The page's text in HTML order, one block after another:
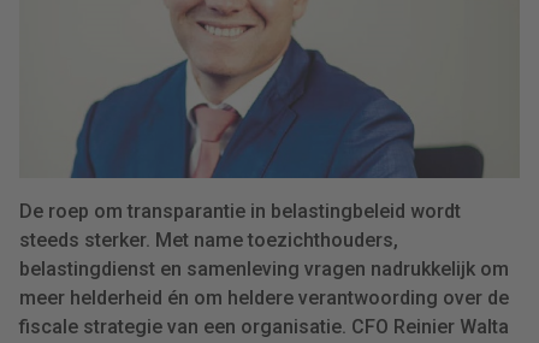
De roep om transparantie in belastingbeleid wordt
steeds sterker. Met name toezichthouders,
belastingdienst en samenleving vragen nadrukkelijk om
meer helderheid én om heldere verantwoording over de
fiscale strategie van een organisatie. CFO Reinier Walta